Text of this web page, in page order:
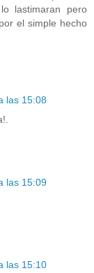
lastimaran pero
el simple hecho
las 15:08
las 15:09
las 15:10